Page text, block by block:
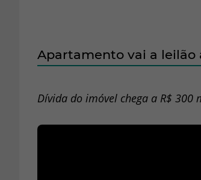
Apartamento vai a
Dívida do imóvel chega a R$ 300